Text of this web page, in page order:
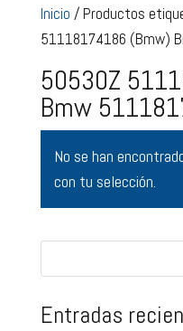
Inicio / Productos
51118174186 (Bmw)
50530Z
Bmw
No se han
con tu selección.
Entradas